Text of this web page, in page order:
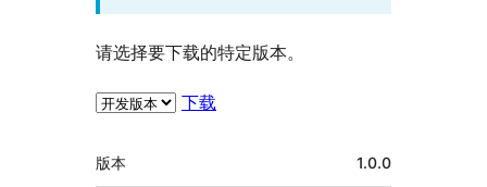
请选择要下载的特定版本。
下载
额
版本 1.0.0